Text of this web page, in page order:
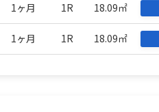
1ヶ月 1R 18.09㎡
1ヶ月 1R 18.09㎡